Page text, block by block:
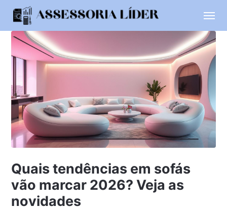
Quais tendências em sofás
vão marcar 2026? Veja as
novidades